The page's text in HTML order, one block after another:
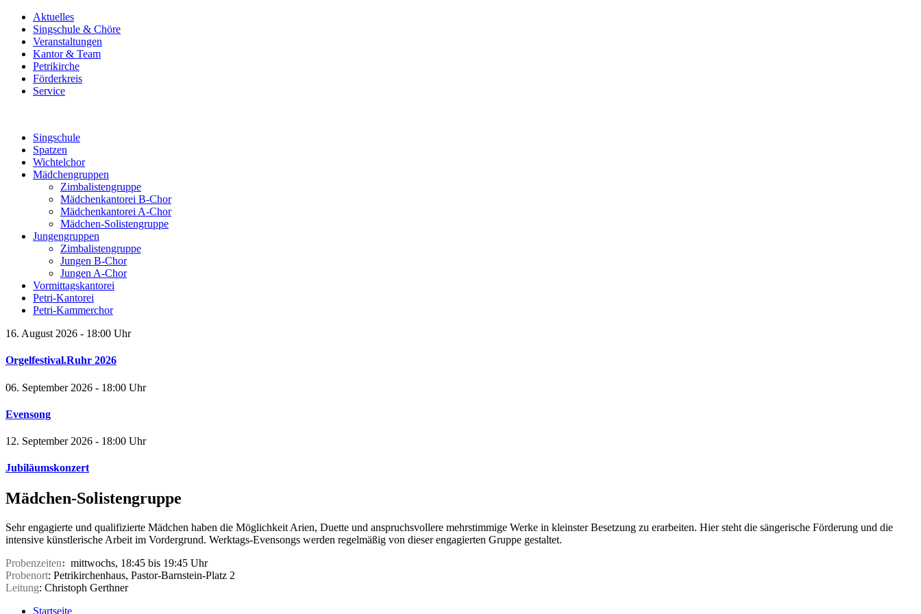
Aktuelles
Singschule & Chöre
Veranstaltungen
Kantor & Team
Petrikirche
Förderkreis
Service
Singschule
Spatzen
Wichtelchor
Mädchengruppen
Zimbalistengruppe
Mädchenkantorei B-Chor
Mädchenkantorei A-Chor
Mädchen-Solistengruppe
Jungengruppen
Zimbalistengruppe
Jungen B-Chor
Jungen A-Chor
Vormittagskantorei
Petri-Kantorei
Petri-Kammerchor
16. August 2026 - 18:00 Uhr
Orgelfestival.Ruhr 2026
06. September 2026 - 18:00 Uhr
Evensong
12. September 2026 - 18:00 Uhr
Jubiläumskonzert
Mädchen-Solistengruppe
Sehr engagierte und qualifizierte Mädchen haben die Möglichkeit Arien, Duette und anspruchsvollere mehrstimmige Werke in kleinster Besetzung zu erarbeiten. Hier steht die sängerische Förderung und die
intensive künstlerische Arbeit im Vordergrund. Werktags-Evensongs werden regelmäßig von dieser engagierten Gruppe gestaltet.
Probenzeiten: mittwochs, 18:45 bis 19:45 Uhr
Probenort: Petrikirchenhaus, Pastor-Barnstein-Platz 2
Leitung: Christoph Gerthner
Startseite